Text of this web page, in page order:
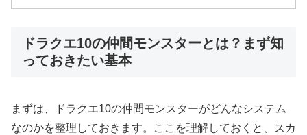
ドラクエ10の仲間モンスターとは？まず知
っておきたい基本
まずは、ドラクエ10の仲間モンスターがどんなシステム
なのかを整理しておきます。ここを理解しておくと、スカ